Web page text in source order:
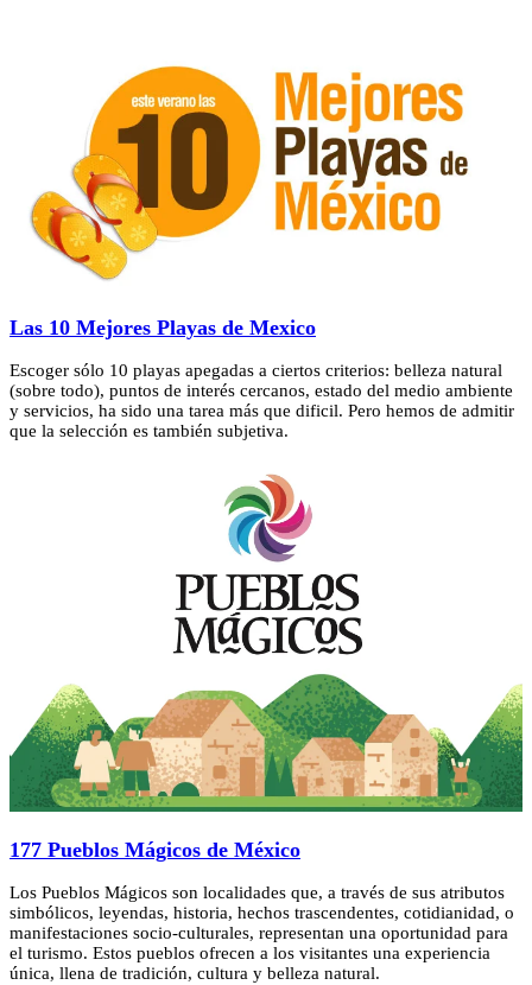
Las 10 Mejores Playas de Mexico
Escoger sólo 10 playas apegadas a ciertos criterios: belleza natural
(sobre todo), puntos de interés cercanos, estado del medio ambiente
y servicios, ha sido una tarea más que dificil. Pero hemos de admitir
que la selección es también subjetiva.
177 Pueblos Mágicos de México
Los Pueblos Mágicos son localidades que, a través de sus atributos
simbólicos, leyendas, historia, hechos trascendentes, cotidianidad, o
manifestaciones socio-culturales, representan una oportunidad para
el turismo. Estos pueblos ofrecen a los visitantes una experiencia
única, llena de tradición, cultura y belleza natural.